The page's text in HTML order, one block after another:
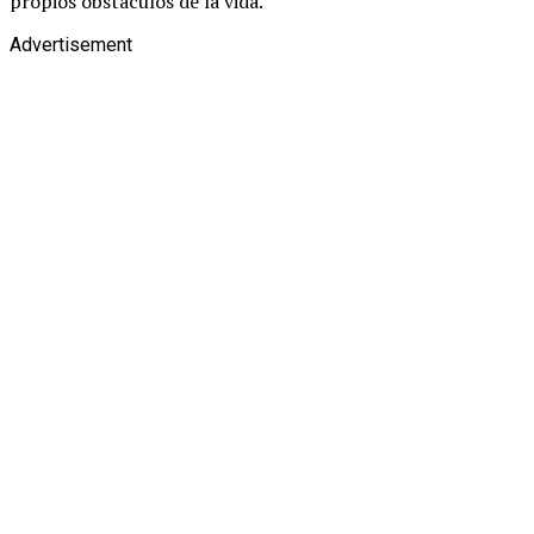
Advertisement